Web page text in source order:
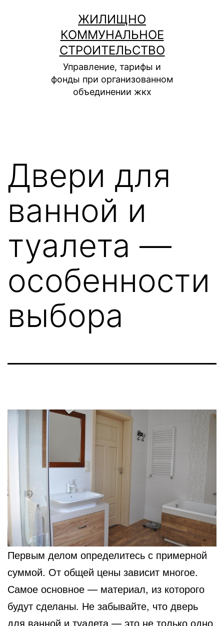
содержимому
ЖИЛИЩНО
КОММУНАЛЬНОЕ
СТРОИТЕЛЬСТВО
Управление, тарифы и
фонды при организованном
объединении жкх
Двери для
ванной и
туалета —
особенности
выбора
Первым делом определитесь с примерной
суммой. От общей цены зависит многое.
Самое основное — материал, из которого
будут сделаны. Не забывайте, что дверь
для ванной и туалета — это не только одно